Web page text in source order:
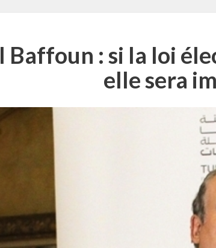
Baffoun : si la loi
elle sera